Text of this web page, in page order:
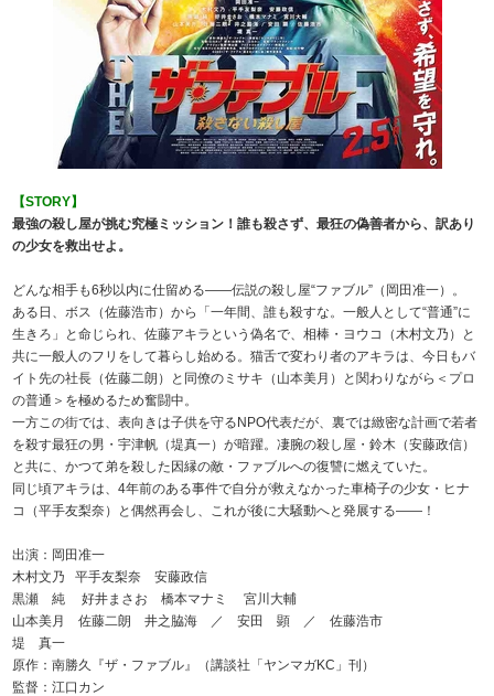
【STORY】
最強の殺し屋が挑む究極ミッション！誰も殺さず、最狂の偽善者から、訳あり
の少女を救出せよ。
どんな相手も6秒以内に仕留める――伝説の殺し屋“ファブル”（岡田准一）。
ある日、ボス（佐藤浩市）から「一年間、誰も殺すな。一般人として“普通”に
生きろ」と命じられ、佐藤アキラという偽名で、相棒・ヨウコ（木村文乃）と
共に一般人のフリをして暮らし始める。猫舌で変わり者のアキラは、今日もバ
イト先の社長（佐藤二朗）と同僚のミサキ（山本美月）と関わりながら＜プロ
の普通＞を極めるため奮闘中。
一方この街では、表向きは子供を守るNPO代表だが、裏では緻密な計画で若者
を殺す最狂の男・宇津帆（堤真一）が暗躍。凄腕の殺し屋・鈴木（安藤政信）
と共に、かつて弟を殺した因縁の敵・ファブルへの復讐に燃えていた。
同じ頃アキラは、4年前のある事件で自分が救えなかった車椅子の少女・ヒナ
コ（平手友梨奈）と偶然再会し、これが後に大騒動へと発展する――！
出演：岡田准一
木村文乃 平手友梨奈 安藤政信
黒瀬 純 好井まさお 橋本マナミ 宮川大輔
山本美月 佐藤二朗 井之脇海 ／ 安田 顕 ／ 佐藤浩市
堤 真一
原作：南勝久『ザ・ファブル』（講談社「ヤンマガKC」刊）
監督：江口カン